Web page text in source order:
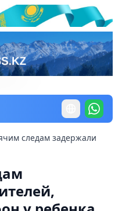
следам задержали